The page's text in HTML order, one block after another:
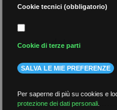
per data
Cookie tecnici (obbligatorio)
Cookie di terze parti
SALVA LE MIE PREFERENZE
Per saperne di più su cookies e
protezione dei dati personali